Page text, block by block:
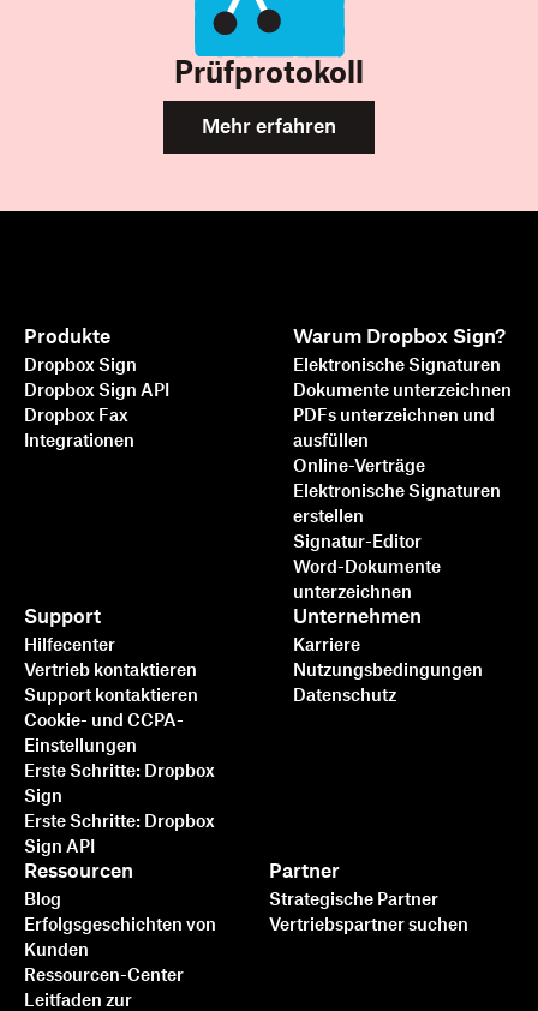
Prüfprotokoll
Mehr erfahren
Produkte
Dropbox Sign
Dropbox Sign API
Dropbox Fax
Integrationen
Warum Dropbox Sign?
Elektronische Signaturen
Dokumente unterzeichnen
PDFs unterzeichnen und
ausfüllen
Online-Verträge
Elektronische Signaturen
erstellen
Signatur-Editor
Word-Dokumente
unterzeichnen
Support
Hilfecenter
Vertrieb kontaktieren
Support kontaktieren
Cookie- und CCPA-
Einstellungen
Erste Schritte: Dropbox
Sign
Erste Schritte: Dropbox
Sign API
Ressourcen
Blog
Erfolgsgeschichten von
Kunden
Ressourcen-Center
Leitfaden zur
Partner
Strategische Partner
Vertriebspartner suchen
Unternehmen
Karriere
Nutzungsbedingungen
Datenschutz